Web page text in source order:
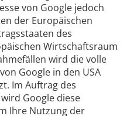
von Google jedoch
der Europäischen
des
Wirtschaftsraum
wird die volle
Google in den USA
Im Auftrag des
Google diese
Ihre Nutzung der